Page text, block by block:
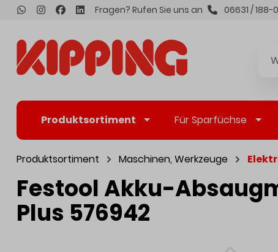
springen Fragen? Rufen Sie uns an 06631 / 188-0
Produktsortiment Für Sparfüchse
Produktsortiment Maschinen, Werkzeuge
Festool Akku-
Plus 576942